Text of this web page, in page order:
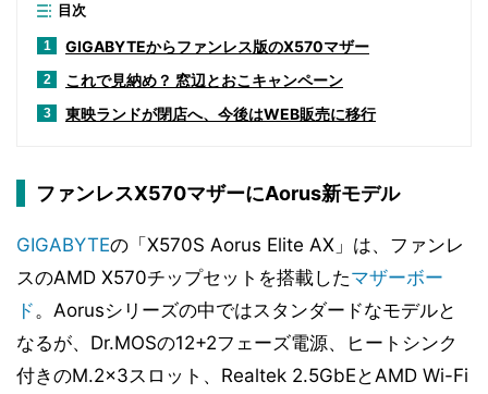
目次
1 GIGABYTEからファンレス版のX570マザー
2 これで見納め？ 窓辺とおこキャンペーン
3 東映ランドが閉店へ、今後はWEB販売に移行
ファンレスX570マザーにAorus新モデル
GIGABYTEの「X570S Aorus Elite AX」は、ファンレ
スのAMD X570チップセットを搭載したマザーボー
ド。Aorusシリーズの中ではスタンダードなモデルと
なるが、Dr.MOSの12+2フェーズ電源、ヒートシンク
付きのM.2×3スロット、Realtek 2.5GbEとAMD Wi-Fi